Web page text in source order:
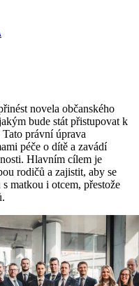
novela občanského
bude stát přistupovat k
právní úprava
péče o dítě a zavádí
Hlavním cílem je
rodičů a zajistit, aby se
matkou i otcem, přestože